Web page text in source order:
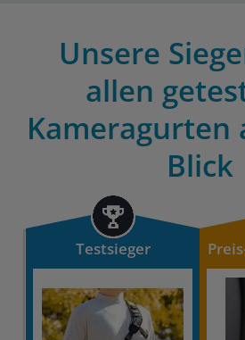
Unsere
allen
Kameragurten
Blick
Testsieger